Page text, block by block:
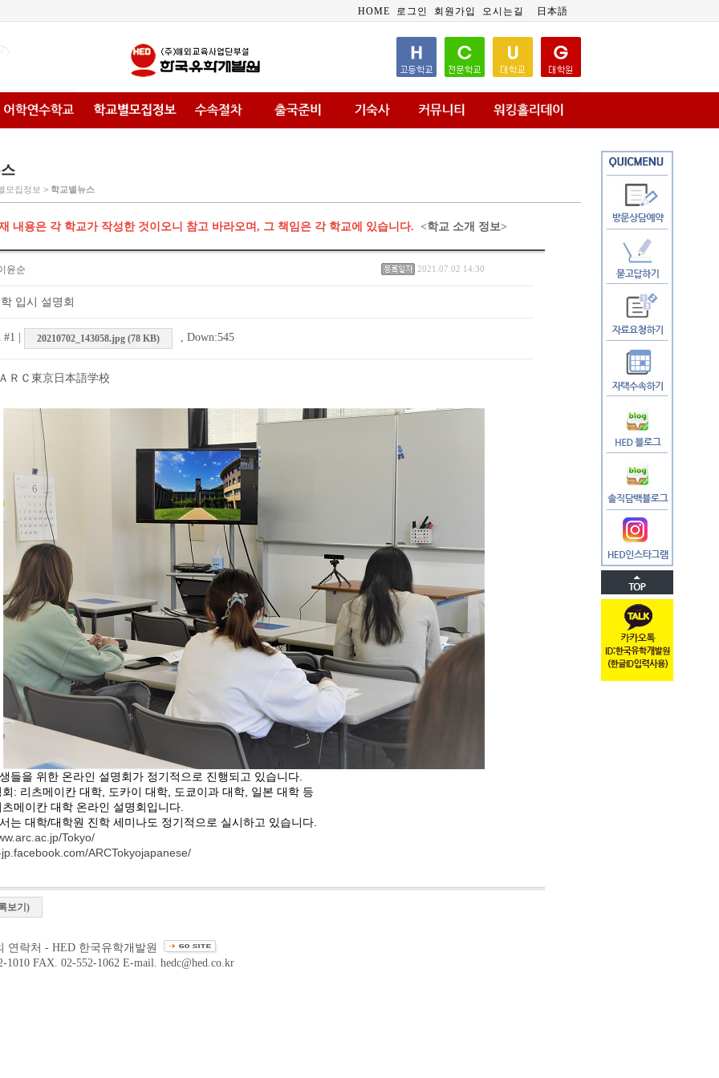
HOME 로그인 회원가입 오시는길 日本語
모집정보 > 학교별뉴스
내용은 각 학교가 작성한 것이오니 참고 바라오며, 그 책임은 각 학교에 있습니다. <학교 소개 정보>
윤순 2021.07.02 14:30
입시 설명회
| 20210702_143058.jpg (78 KB) , Down:545
ＲＣ東京日本語学校
들을 위한 온라인 설명회가 정기적으로 진행되고 있습니다
: 리츠메이칸 대학 도카이 대학 도쿄이과 대학 일본 대학 등
츠메이칸 대학 온라인 설명회입니다
는 대학/대학원 진학 세미나도 정기적으로 실시하고 있습니다
Tokyo/
ARCTokyojapanese/
보기)
연락처 - HED 한국유학개발원
1010 FAX. 02-552-1062 E-mail. hedc@hed.co.kr